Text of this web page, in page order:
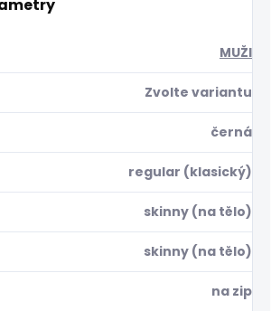
MUŽI
Zvolte variantu
černá
regular (klasický)
skinny (na tělo)
skinny (na tělo)
na zip